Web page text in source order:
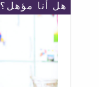
هل أنا مؤهل؟